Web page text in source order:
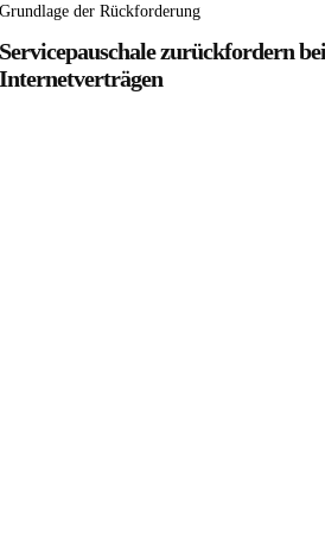
Prozessfinanzierer
Grundlage der Rückforderung
Servicepauschale zurückfordern
Internetverträgen